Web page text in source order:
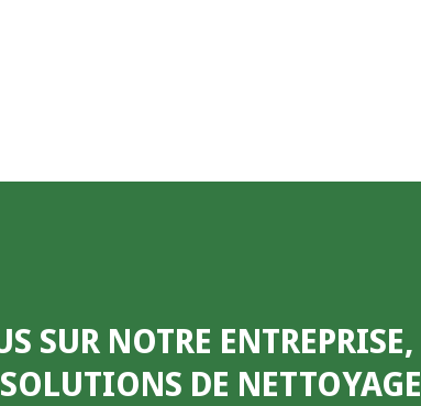
SUR NOTRE ENTREPRISE,
DE NETTOYAGE